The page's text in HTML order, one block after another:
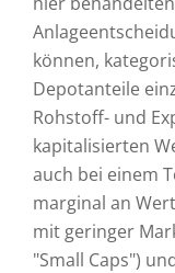
können,
Depotanteile
Rohstoff- und
kapitalisierten
auch bei einem
marginal an
mit geringer
"Small Caps")